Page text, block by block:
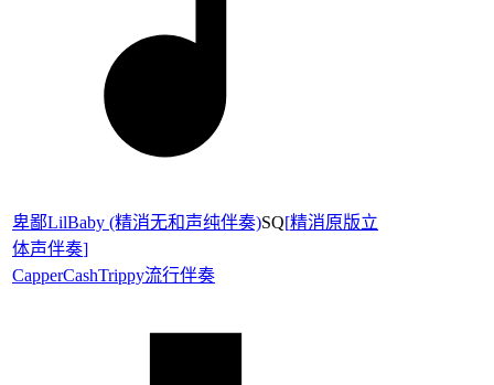
卑鄙LilBaby (精消无和声纯伴奏)SQ[精消原版立
体声伴奏]
CapperCashTrippy流行伴奏